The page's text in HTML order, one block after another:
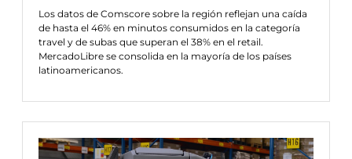
Los datos de Comscore sobre la región reflejan una caída
de hasta el 46% en minutos consumidos en la categoría
travel y de subas que superan el 38% en el retail.
MercadoLibre se consolida en la mayoría de los países
latinoamericanos.